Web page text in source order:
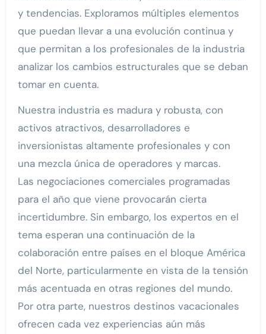
y tendencias. Exploramos múltiples elementos
que puedan llevar a una evolución continua y
que permitan a los profesionales de la industria
analizar los cambios estructurales que se deban
tomar en cuenta.
Nuestra industria es madura y robusta, con
activos atractivos, desarrolladores e
inversionistas altamente profesionales y con
una mezcla única de operadores y marcas.
Las negociaciones comerciales programadas
para el año que viene provocarán cierta
incertidumbre. Sin embargo, los expertos en el
tema esperan una continuación de la
colaboración entre países en el bloque América
del Norte, particularmente en vista de la tensión
más acentuada en otras regiones del mundo.
Por otra parte, nuestros destinos vacacionales
ofrecen cada vez experiencias aún más